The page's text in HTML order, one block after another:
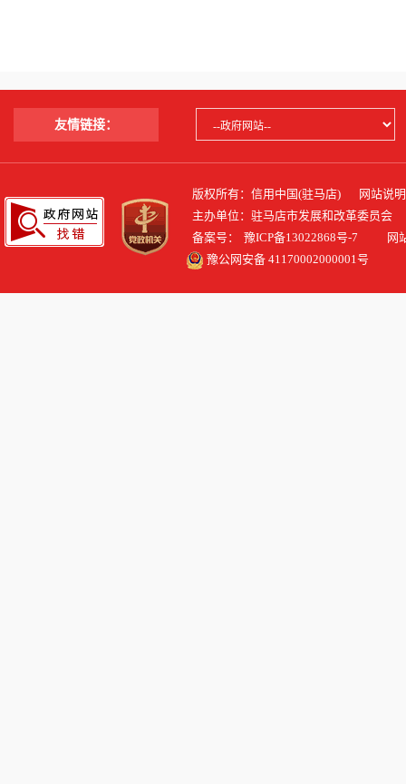
友情链接：
版权所有：信用中国(驻马店)
网站说明
主办单位：驻马店市发展和改革委员会
备案号：
豫ICP备13022868号-7
网站
豫公网安备 41170002000001号